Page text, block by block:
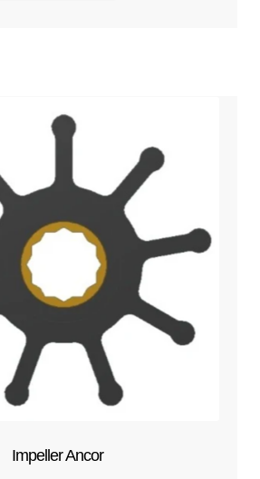
Impeller Ancor